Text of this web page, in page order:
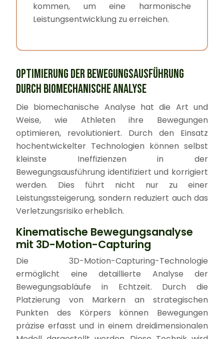
kommen, um eine harmonische
Leistungsentwicklung zu erreichen.
OPTIMIERUNG DER BEWEGUNGSAUSFÜHRUNG
DURCH BIOMECHANISCHE ANALYSE
Die biomechanische Analyse hat die Art und
Weise, wie Athleten ihre Bewegungen
optimieren, revolutioniert. Durch den Einsatz
hochentwickelter Technologien können selbst
kleinste Ineffizienzen in der
Bewegungsausführung identifiziert und korrigiert
werden. Dies führt nicht nur zu einer
Leistungssteigerung, sondern reduziert auch das
Verletzungsrisiko erheblich.
Kinematische Bewegungsanalyse
mit 3D-Motion-Capturing
Die 3D-Motion-Capturing-Technologie
ermöglicht eine detaillierte Analyse der
Bewegungsabläufe in Echtzeit. Durch die
Platzierung von Markern an strategischen
Punkten des Körpers können Bewegungen
präzise erfasst und in einem dreidimensionalen